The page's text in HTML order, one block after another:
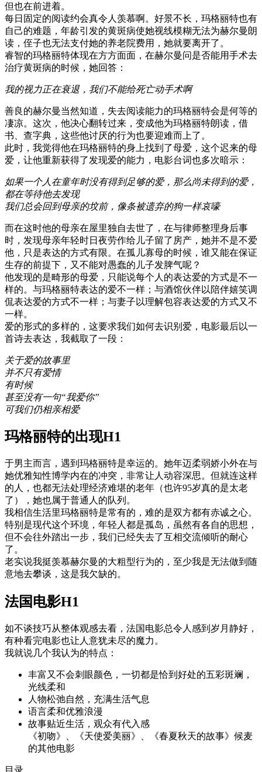
但也在前进着。
每日固定的阅读约会真令人羡慕啊。好景不长，玛格丽特也有
自己的难题，年龄引发的黄斑病使她视线模糊无法为赫尔曼朗
读，侄子也无法支付她的养老院费用，她就要离开了。
睿智的玛格丽特体现在方方面面，在赫尔曼问是否能用手术去
治疗黄斑病的时候，她回答：
我的视力正在衰退，我们不能给死亡动手术啊
善良的赫尔曼当然知道，失去阅读能力的玛格丽特会是何等的
凄凉。这次，他决心翻转过来，变成他为玛格丽特朗读，借
书、查字典，这些他讨厌的行为也要迎难而上了。
此时，我觉得他在玛格丽特的身上找到了母爱，这个迟来的母
爱，让他重新获得了发现爱的能力，电影台词也多次暗示：
如果一个人在童年时没有得到足够的爱，那么尚未得到的爱，
都在等待他去发现
我们总会回到母亲的坟前，像条被遗弃的狗一样哀嚎
而在这时他的母亲在屋里独自去世了，在与律师整理身后事
时，发现母亲年轻时日夜劳作给儿子留了房产，她并不是不爱
他，只是表达的方式有限。在孤儿寡母的时候，谁又能在保证
生存的前提下，又不能对愚蠢的儿子发脾气呢？
他发现的是畸形的母爱，只能说每个人的表达爱的方式是不一
样的。与玛格丽特表达的爱不一样；与酒馆伙伴以陪伴嬉笑调
侃表达爱的方式不一样；与妻子以理解包容表达爱的方式又不
一样。
爱的形式的多样的，这要求我们如何去识别爱，电影最后以一
首诗去表达，我截取了一段：
关于爱的故事里
并不只有爱情
有时候
甚至没有一句“我爱你”
可我们仍相亲相爱
玛格丽特的出现H1
于男主而言，遇到玛格丽特是幸运的。她年迈柔弱娇小外在与
她优雅知性博学内在的冲突，非常让人动容深思。但就连这样
的人，也都无法处理经济难堪的老年（也许95岁真的是太老
了），她也属于普通人的队列。
我相信生活里玛格丽特是常有的，难的是双方都有赤诚之心。
特别是现代这个环境，年轻人都是孤岛，虽然有各自的思想，
但不会往外踏出一步，我们已经失去了互相交流倾听的耐心
了。
老实说我挺羡慕赫尔曼的大粗型行为的，至少我是无法做到随
意地去攀谈，这是我欠缺的。
法国电影H1
如不谈技巧从整体观感去看，法国电影总令人感到岁月静好，
有种看完电影也让人意犹未尽的魔力。
我就说几个我认为的特点：
丰富又不会刺眼颜色，一切都是恰到好处的五彩斑斓，
光线柔和
人物松弛自然，充满生活气息
语言柔和优雅浪漫
故事贴近生活，观众有代入感
《初吻》、《天使爱美丽》、《春夏秋天的故事》候麦
的其他电影